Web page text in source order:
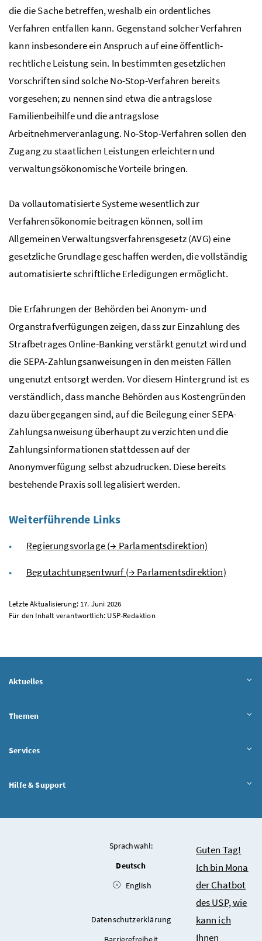
die die Sache betreffen, weshalb ein ordentliches
Verfahren entfallen kann. Gegenstand solcher Verfahren
kann insbesondere ein Anspruch auf eine öffentlich-
rechtliche Leistung sein. In bestimmten gesetzlichen
Vorschriften sind solche No-Stop-Verfahren bereits
vorgesehen; zu nennen sind etwa die antragslose
Familienbeihilfe und die antragslose
Arbeitnehmerveranlagung. No-Stop-Verfahren sollen den
Zugang zu staatlichen Leistungen erleichtern und
verwaltungsökonomische Vorteile bringen.
Da vollautomatisierte Systeme wesentlich zur
Verfahrensökonomie beitragen können, soll im
Allgemeinen Verwaltungsverfahrensgesetz (AVG) eine
gesetzliche Grundlage geschaffen werden, die vollständig
automatisierte schriftliche Erledigungen ermöglicht.
Die Erfahrungen der Behörden bei Anonym- und
Organstrafverfügungen zeigen, dass zur Einzahlung des
Strafbetrages Online-Banking verstärkt genutzt wird und
die SEPA-Zahlungsanweisungen in den meisten Fällen
ungenutzt entsorgt werden. Vor diesem Hintergrund ist es
verständlich, dass manche Behörden aus Kostengründen
dazu übergegangen sind, auf die Beilegung einerSEPA-
Zahlungsanweisung überhaupt zu verzichten und die
Zahlungsinformationen stattdessen auf der
Anonymverfügung selbst abzudrucken. Diese bereits
bestehende Praxis soll legalisiert werden.
Weiterführende Links
Regierungsvorlage (→ Parlamentsdirektion)
Begutachtungsentwurf (→ Parlamentsdirektion)
Letzte Aktualisierung: 17. Juni 2026
Für den Inhalt verantwortlich: USP-Redaktion
Aktuelles
Themen
Services
Hilfe & Support
Sprachwahl:
Deutsch
English
Datenschutzerklärung
Chatbot
Guten Tag!
Ich bin Mona
der Chatbot
des USP, wie
kann ich
Ihnen